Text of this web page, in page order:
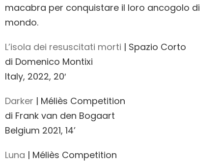
macabra per conquistare il loro ancogolo di
mondo.
L’isola dei resuscitati morti | Spazio Corto
di Domenico Montixi
Italy, 2022, 20′
Darker | Méliès Competition
di Frank van den Bogaart
Belgium 2021, 14’
Luna | Méliès Competition